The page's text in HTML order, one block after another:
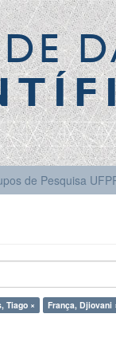
de Pesquisa
Tiago × França, Djiovani